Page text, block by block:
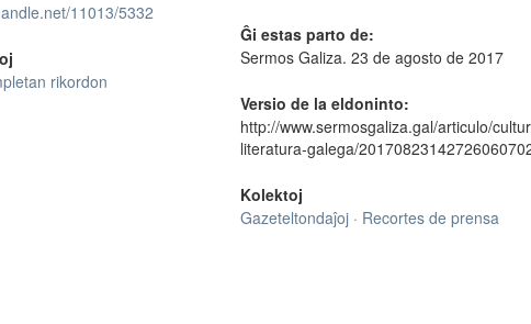
11013/5332
rikordon
Ĝi estas parto de:
Sermos Galiza. 23 de agosto de 2017
Versio de la eldoninto:
http://www.sermosgaliza.gal/articulo/
literatura-galega/
Kolektoj
Gazeteltondaĵoj · Recortes de prensa